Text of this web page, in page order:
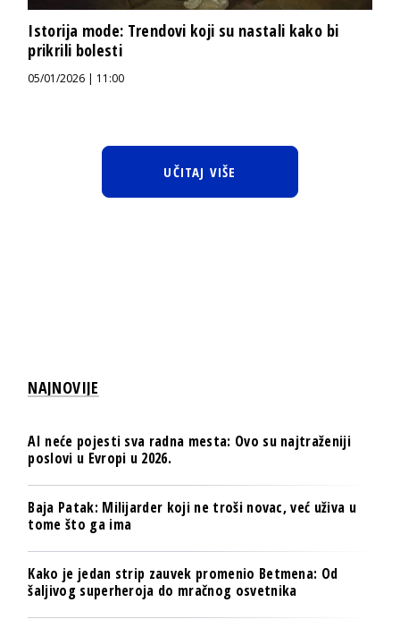
Istorija mode: Trendovi koji su nastali kako bi
prikrili bolesti
05/01/2026 | 11:00
UČITAJ VIŠE
NAJNOVIJE
AI neće pojesti sva radna mesta: Ovo su najtraženiji
poslovi u Evropi u 2026.
Baja Patak: Milijarder koji ne troši novac, već uživa u
tome što ga ima
Kako je jedan strip zauvek promenio Betmena: Od
šaljivog superheroja do mračnog osvetnika